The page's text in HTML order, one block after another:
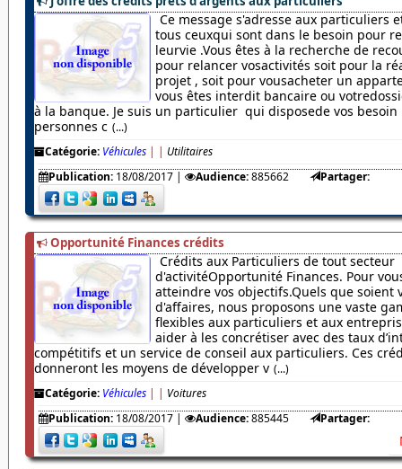
Ce message s'adresse aux particuliers
tous ceuxqui sont dans le besoin pour
leurvie .Vous êtes à la recherche de
pour relancer vosactivités soit pour la
projet , soit pour vousacheter un
vous êtes interdit bancaire ou
à la banque. Je suis un particulier qui disposede vos
personnes c (...)
Catégorie: Véhicules | | Utilitaires
Publication: 18/08/2017| Audience:885662 Partager:
Opportunité Finances crédits
Crédits aux Particuliers de tout secteur
d'activitéOpportunité Finances. Pour
atteindre vos objectifs.Quels que soient
d'affaires, nous proposons une vaste
flexibles aux particuliers et aux
aider à les concrétiser avec des taux
compétitifs et un service de conseil aux particuliers. Ces
donneront les moyens de développer v (...)
Catégorie: Véhicules | | Voitures
Publication: 18/08/2017| Audience:885445 Partager: